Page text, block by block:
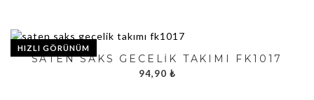
HIZLI GÖRÜNÜM
SATEN SAKS GECELIK TAKIMI FK1017
94,90 ₺